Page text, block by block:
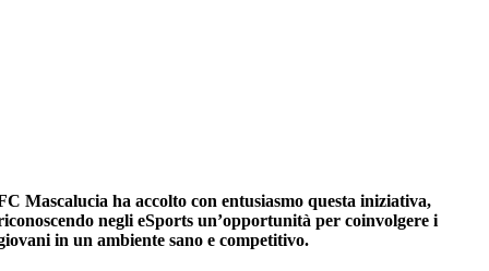
Mascalucia ha accolto con entusiasmo questa iniziativa,
negli eSports un’opportunità per coinvolgere i
in un ambiente sano e competitivo.